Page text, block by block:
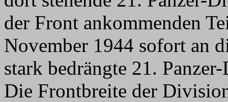
der Front ankommenden
November 1944 sofort an
stark bedrängte 21.
Die Frontbreite der